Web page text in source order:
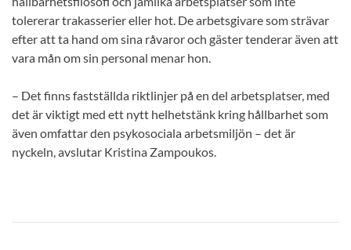
tolererar trakasserier eller hot. De arbetsgivare som strävar
efter att ta hand om sina råvaror och gäster tenderar även att
vara mån om sin personal menar hon.
– Det finns fastställda riktlinjer på en del arbetsplatser, med
det är viktigt med ett nytt helhetstänk kring hållbarhet som
även omfattar den psykosociala arbetsmiljön – det är
nyckeln, avslutar Kristina Zampoukos.